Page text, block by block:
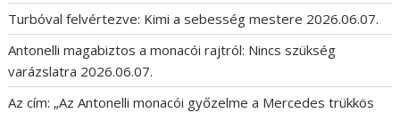
Turbóval felvértezve: Kimi a sebesség mestere 2026.06.07.
Antonelli magabiztos a monacói rajtról: Nincs szükség
varázslatra 2026.06.07.
Az cím: „Az Antonelli monacói győzelme a Mercedes trükkös